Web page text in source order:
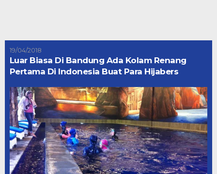
19/04/2018
Luar Biasa Di Bandung Ada Kolam Renang
Pertama Di Indonesia Buat Para Hijabers